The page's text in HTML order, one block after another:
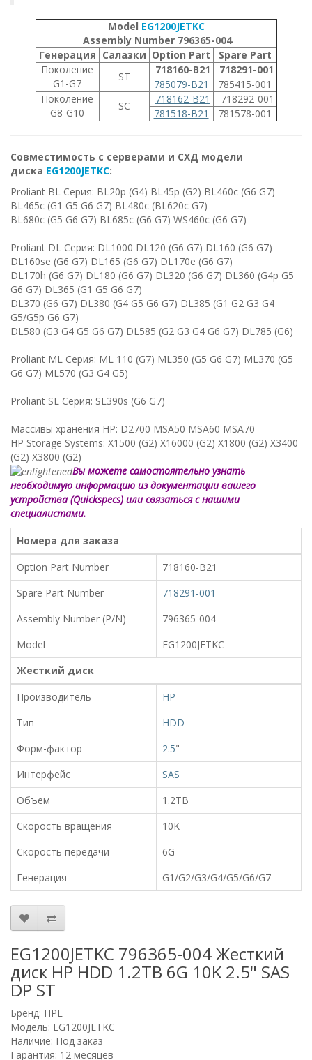
Model EG1200JETKC
Assembly Number 796365-004
Генерация Салазки Option Part
Spare Part
Поколение
G1-G7
ST
718160-B21
718291-001
785079-B21
785415-001
Поколение
G8-G10
SC
718162-B21
718292-001
781518-B21
781578-001
Совместимость с серверами и СХД модели
диска EG1200JETKC:
Proliant BL Серия: BL20p (G4) BL45p (G2) BL460c (G6 G7)
BL465c (G1 G5 G6 G7) BL480c (BL620c G7)
BL680c (G5 G6 G7) BL685c (G6 G7) WS460c (G6 G7)
Proliant DL Серия: DL1000 DL120 (G6 G7) DL160 (G6 G7)
DL160se (G6 G7) DL165 (G6 G7) DL170e (G6 G7)
DL170h (G6 G7) DL180 (G6 G7) DL320 (G6 G7) DL360 (G4p G5
G6 G7) DL365 (G1 G5 G6 G7)
DL370 (G6 G7) DL380 (G4 G5 G6 G7) DL385 (G1 G2 G3 G4
G5/G5p G6 G7)
DL580 (G3 G4 G5 G6 G7) DL585 (G2 G3 G4 G6 G7) DL785 (G6)
Proliant ML Серия: ML 110 (G7) ML350 (G5 G6 G7) ML370 (G5
G6 G7) ML570 (G3 G4 G5)
Proliant SL Серия: SL390s (G6 G7)
Массивы хранения HP: D2700 MSA50 MSA60 MSA70
HP Storage Systems: X1500 (G2) X16000 (G2) X1800 (G2) X3400
(G2) X3800 (G2)
Вы можете самостоятельно узнать
необходимую информацию из документации вашего
устройства (Quickspecs) или связаться с нашими
специалистами.
Номера для заказа
Option Part Number
718160-B21
Spare Part Number
718291-001
Assembly Number (P/N)
796365-004
Model
EG1200JETKC
Жесткий диск
Производитель
HP
Тип
HDD
Форм-фактор
2.5"
Интерфейс
SAS
Объем
1.2TB
Скорость вращения
10K
Скорость передачи
6G
Генерация
G1/G2/G3/G4/G5/G6/G7
EG1200JETKC 796365-004 Жесткий
диск HP HDD 1.2TB 6G 10K 2.5" SAS
DP ST
Бренд: HPE
Модель: EG1200JETKC
Наличие: Под заказ
Гарантия: 12 месяцев